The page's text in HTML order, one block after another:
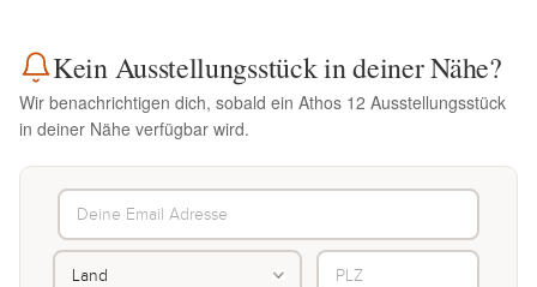
Kein Ausstellungsstück in deiner Nähe?
Wir benachrichtigen dich, sobald ein Athos 12 Ausstellungsstück
in deiner Nähe verfügbar wird.